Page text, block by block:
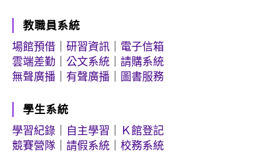
教職員系統
場館預借
研習資訊
電子信箱
雲端差勤
公文系統
請購系統
無聲廣播
有聲廣播 圖書服務
學生系統
學習紀錄
自主學習
Ｋ館登記
競賽營隊
請假系統 校務系統